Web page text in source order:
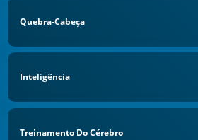
Quebra-Cabeça
Inteligência
Treinamento Do Cérebro